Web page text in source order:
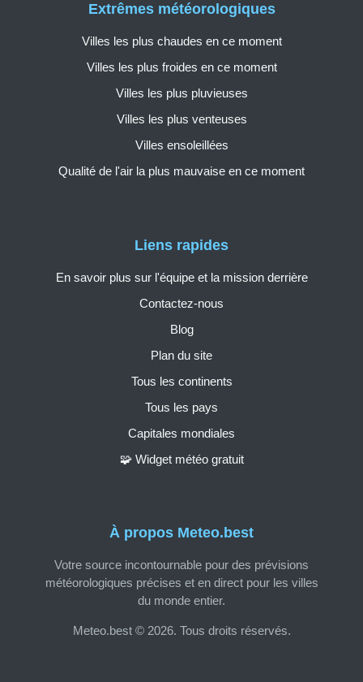
À propos Meteo.best
Votre source incontournable pour des prévisions
météorologiques précises et en direct pour les villes
du monde entier.
Meteo.best © 2026. Tous droits réservés.
Liens rapides
En savoir plus sur l'équipe et la mission derrière
Contactez-nous
Blog
Plan du site
Tous les continents
Tous les pays
Capitales mondiales
🧩 Widget météo gratuit
Extrêmes météorologiques
Villes les plus chaudes en ce moment
Villes les plus froides en ce moment
Villes les plus pluvieuses
Villes les plus venteuses
Villes ensoleillées
Qualité de l'air la plus mauvaise en ce moment